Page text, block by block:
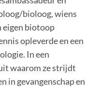
bioloog, wiens
eigen biotoop
opleverde en een
In een
waarom ze strijdt
in gevangenschap en